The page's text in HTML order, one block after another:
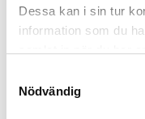
Dessa kan i sin tur
information som du
Nödvändig
Bianchi Cyklar
BIANCHI